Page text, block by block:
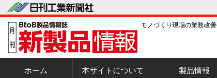
モノづくり現場の業務改
ホーム 本サイトについて 製品情報